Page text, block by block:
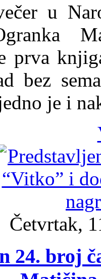
u
prva
bez
je i
Četvrtak,
24. broj